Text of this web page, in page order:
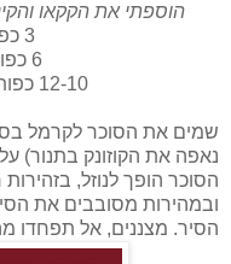
הוספתי את הקקאו
3 כפות סוכר לחלב
6 כפות סוכר לחמאה
12-10 כפות סוכר להכנת הקרמל
נאפה את הקוזונק בתנור)
הסוכר הופך לנוזל,
ובמהירות מסובבים את
הסיר. מצננים, אל תפחדו